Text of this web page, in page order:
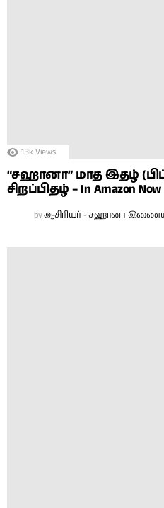
1.3k Views
“சஹானா” மாத இதழ்
சிறப்பிதழ் – In Amazon Now
byஆசிரியர் - சஹானா